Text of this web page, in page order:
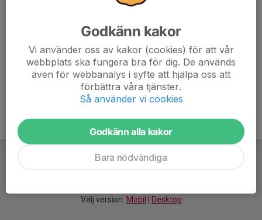
Välj version: Mobil Desktop
Godkänn kakor
Vi använder oss av kakor (cookies) för att vår
webbplats ska fungera bra för dig. De används
även för webbanalys i syfte att hjälpa oss att
förbättra våra tjänster.
Så använder vi cookies
Godkänn alla kakor
Bara nödvändiga